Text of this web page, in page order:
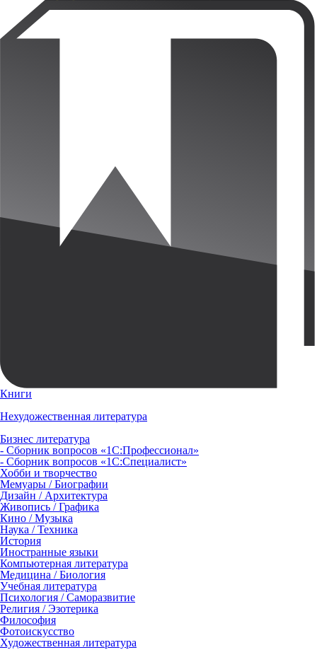
Книги
Нехудожественная литература
Бизнес литература
- Сборник вопросов «1С:Профессионал»
- Сборник вопросов «1С:Специалист»
Хобби и творчество
Мемуары / Биографии
Дизайн / Архитектура
Живопись / Графика
Кино / Музыка
Наука / Техника
История
Иностранные языки
Компьютерная литература
Медицина / Биология
Учебная литература
Психология / Саморазвитие
Религия / Эзотерика
Философия
Фотоискусство
Художественная литература